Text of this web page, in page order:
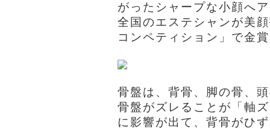
がったシャープな小顔へ
全国のエステシャンが美
コンペティション」で金
骨盤は、背骨、脚の骨、
骨盤がズレることが「軸
に影響が出て、背骨がひ